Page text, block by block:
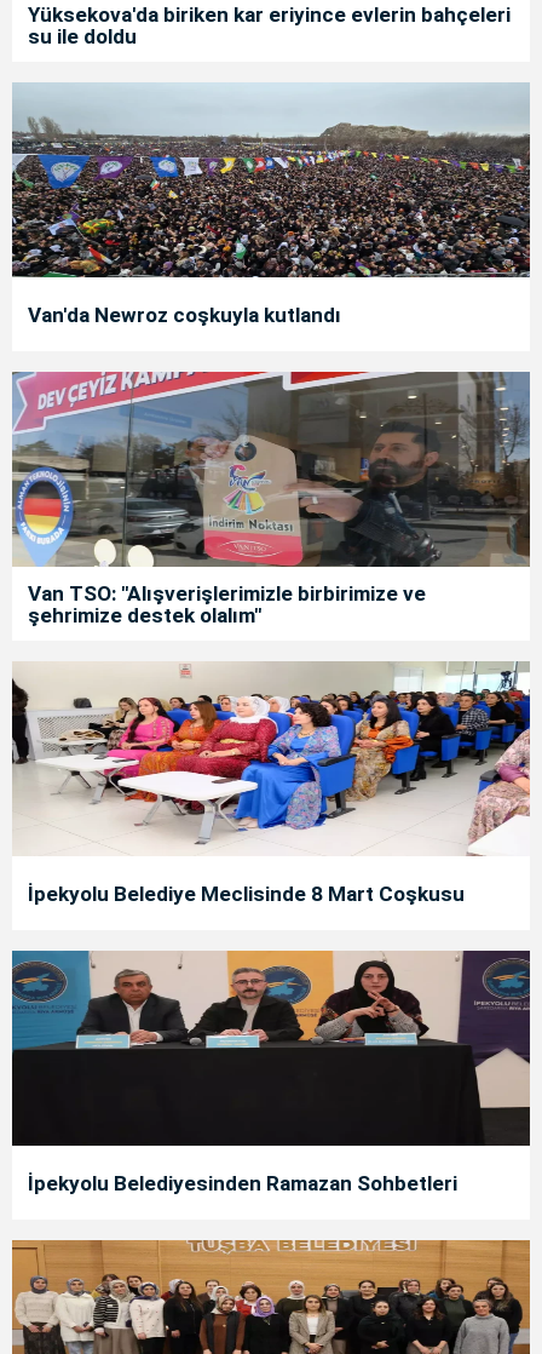
Yüksekova'da biriken kar eriyince evlerin bahçeleri
su ile doldu
Van'da Newroz coşkuyla kutlandı
Van TSO: "Alışverişlerimizle birbirimize ve
şehrimize destek olalım"
İpekyolu Belediye Meclisinde 8 Mart Coşkusu
İpekyolu Belediyesinden Ramazan Sohbetleri